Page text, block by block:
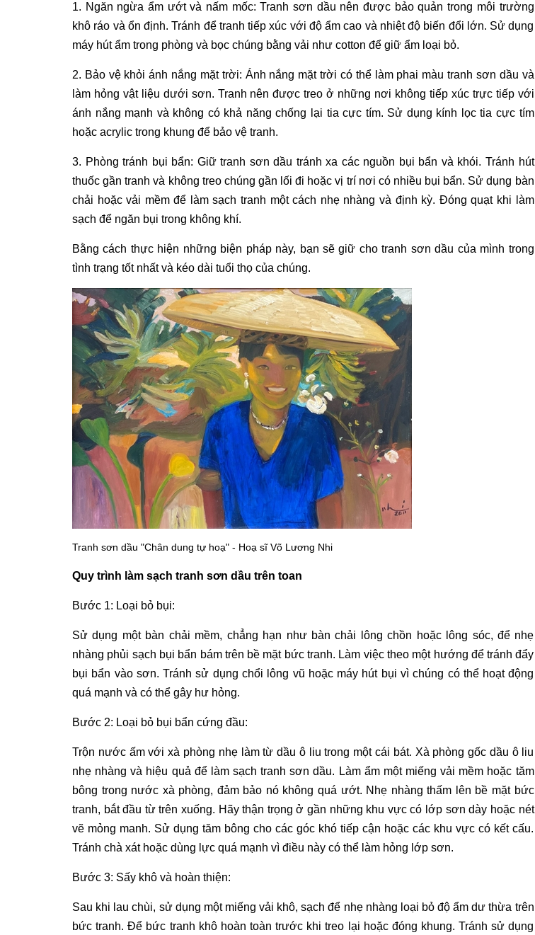
1. Ngăn ngừa ẩm ướt và nấm mốc:Tranh sơn dầu nên được bảo quản trong môi trường
khô ráo và ổn định. Tránh để tranh tiếp xúc với độ ẩm cao và nhiệt độ biến đổi lớn. Sử dụng
máy hút ẩm trong phòng và bọc chúng bằng vải như cotton để giữ ẩm loại bỏ.
2. Bảo vệ khỏi ánh nắng mặt trời: Ánh nắng mặt trời có thể làm phai màutranh sơn dầu và
làm hỏng vật liệu dưới sơn. Tranh nên được treo ở những nơi không tiếp xúc trực tiếp với
ánh nắng mạnh và không có khả năng chống lại tia cực tím. Sử dụng kính lọc tia cực tím
hoặc acrylic trong khung để bảo vệ tranh.
3. Phòng tránh bụi bẩn: Giữtranh sơn dầu tránh xa các nguồn bụi bẩn và khói. Tránh hút
thuốc gần tranh và không treo chúng gần lối đi hoặc vị trí nơi có nhiều bụi bẩn. Sử dụng bàn
chải hoặc vải mềm để làm sạch tranh một cách nhẹ nhàng và định kỳ. Đóng quạt khi làm
sạch để ngăn bụi trong không khí.
Bằng cách thực hiện những biện pháp này, bạn sẽ giữ chotranh sơn dầu của mình trong
tình trạng tốt nhất và kéo dài tuổi thọ của chúng.
Tranh sơn dầu "Chân dung tự hoạ" - Hoạ sĩ Võ Lương Nhi
Quy trình làm sạch tranh sơn dầu trên toan
Bước 1: Loại bỏ bụi:
Sử dụng một bàn chải mềm, chẳng hạn như bàn chải lông chồn hoặc lông sóc, để nhẹ
nhàng phủi sạch bụi bẩn bám trên bề mặt bức tranh. Làm việc theo một hướng để tránh đẩy
bụi bẩn vào sơn. Tránh sử dụng chổi lông vũ hoặc máy hút bụi vì chúng có thể hoạt động
quá mạnh và có thể gây hư hỏng.
Bước 2: Loại bỏ bụi bẩn cứng đầu:
Trộn nước ấm với xà phòng nhẹ làm từ dầu ô liu trong một cái bát. Xà phòng gốc dầu ô liu
nhẹ nhàng và hiệu quả để làm sạchtranh sơn dầu. Làm ẩm một miếng vải mềm hoặc tăm
bông trong nước xà phòng, đảm bảo nó không quá ướt. Nhẹ nhàng thấm lên bề mặt bức
tranh, bắt đầu từ trên xuống. Hãy thận trọng ở gần những khu vực có lớp sơn dày hoặc nét
vẽ mỏng manh. Sử dụng tăm bông cho các góc khó tiếp cận hoặc các khu vực có kết cấu.
Tránh chà xát hoặc dùng lực quá mạnh vì điều này có thể làm hỏng lớp sơn.
Bước 3: Sấy khô và hoàn thiện:
Sau khi lau chùi, sử dụng một miếng vải khô, sạch để nhẹ nhàng loại bỏ độ ẩm dư thừa trên
bức tranh. Để bức tranh khô hoàn toàn trước khi treo lại hoặc đóng khung. Tránh sử dụng